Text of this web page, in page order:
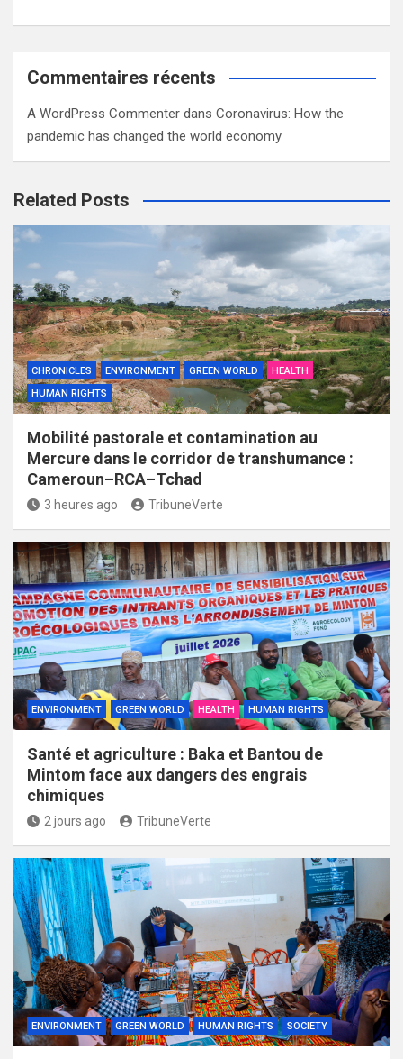
Commentaires récents
A WordPress Commenter dans Coronavirus: How the
pandemic has changed the world economy
Related Posts
CHRONICLES ENVIRONMENT GREEN WORLD
HEALTH
HUMAN RIGHTS
Mobilité pastorale et contamination au
Mercure dans le corridor de transhumance :
Cameroun–RCA–Tchad
3 heures ago TribuneVerte
ENVIRONMENT GREEN WORLD HEALTH HUMAN RIGHTS
Santé et agriculture : Baka et Bantou de
Mintom face aux dangers des engrais
chimiques
2 jours ago TribuneVerte
ENVIRONMENT GREEN WORLD HUMAN RIGHTS SOCIETY